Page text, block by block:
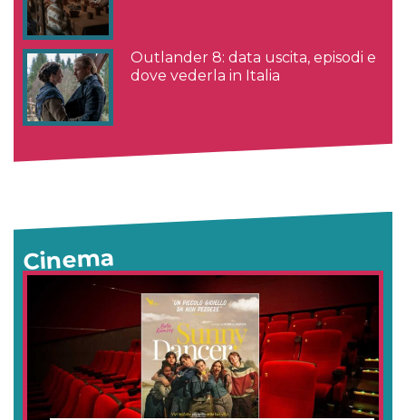
Outlander 8: data uscita, episodi e
dove vederla in Italia
Cinema